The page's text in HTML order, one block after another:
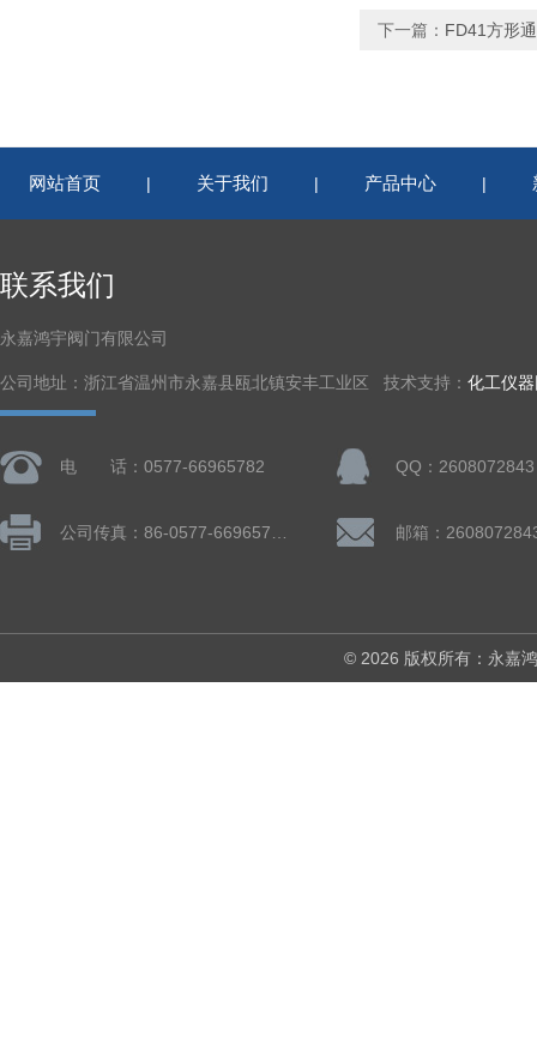
下一篇： FD41方形
网站首页 | 关于我们 | 产品中心 |
联系我们
永嘉鸿宇阀门有限公司
公司地址：浙江省温州市永嘉县瓯北镇安丰工业区 技术支持： 化工仪
电 话：0577-66965782 QQ：2608072843
邮箱：
© 2026 版权所有：永嘉